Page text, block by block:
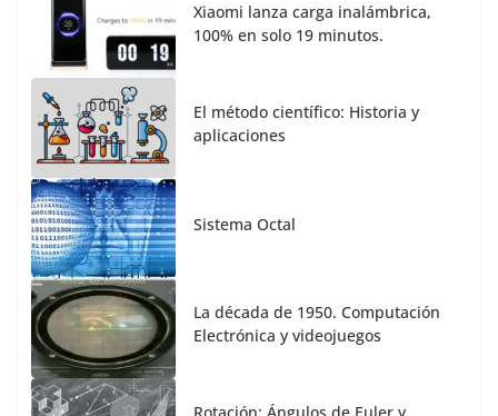
Xiaomi lanza carga inalámbrica,
100% en solo 19 minutos.
El método científico: Historia y
aplicaciones
Sistema Octal
La década de 1950. Computación
Electrónica y videojuegos